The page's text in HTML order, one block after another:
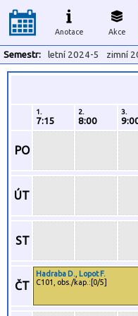
Anotace Akce
Semestr: letní 2024-5 zimní
1.
7:15
2.
8:00
3.
PO
ÚT
ST
ČT
Hadraba D. Lopot F.
C101, obs./kap.:[0/5]